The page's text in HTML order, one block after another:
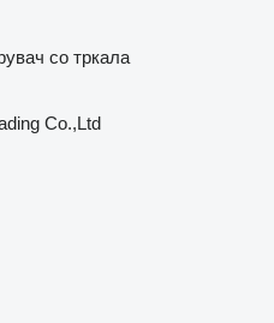
со тркала
Co.,Ltd